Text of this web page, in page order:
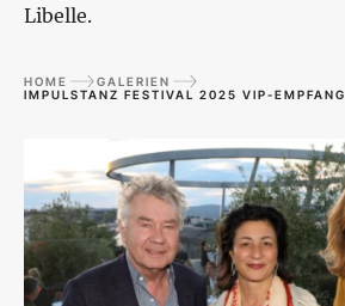
Libelle.
HOME
GALERIEN
IMPULSTANZ FESTIVAL 2025 VIP-EMPFANG